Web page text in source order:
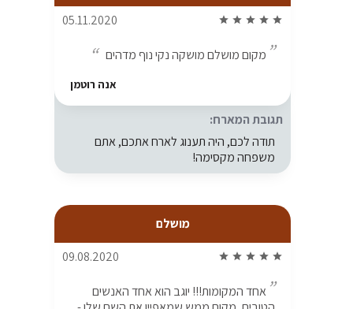
star
star
star
star
star
05.11.2020
מקום מושלם מושקה נקי נוף מדהים
אנה רוטמן
תגובת המארח:
תודה לכם, היה תענוג לארח אתכם, אתם
משפחה מקסימה!
מושלם
star
star
star
star
star
09.08.2020
אחד המקומות!!! יוגב הוא אחד האנשים